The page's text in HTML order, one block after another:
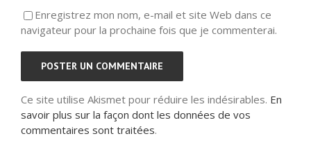
Enregistrez mon nom, e-mail et site Web dans ce
navigateur pour la prochaine fois que je commenterai.
Ce site utilise Akismet pour réduire les indésirables. En
savoir plus sur la façon dont les données de vos
commentaires sont traitées.